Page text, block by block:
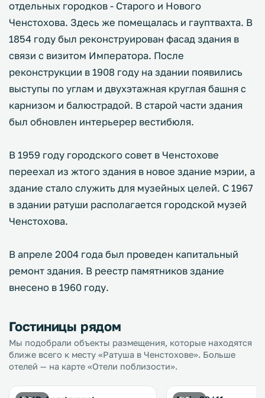
отдельных городков - Старого и Нового
Ченстохова. Здесь же помещалась и гауптвахта. В
1854 году был реконструирован фасад здания в
связи с визитом Императора. После
реконструкции в 1908 году на здании появились
выступы по углам и двухэтажная круглая башня с
карнизом и балюстрадой. В старой части здания
был обновлен интерьерер вестибюля.
В 1959 году городского совет в Ченстохове
переехал из жтого здания в новое здание мэрии, а
здание стало служить для музейных целей. С 1967
в здании ратуши располагается городской музей
Ченстохова.
В апреле 2004 года был проведен капитальный
ремонт здания. В реестр памятников здание
внесено в 1960 году.
Гостиницы рядом
Мы подобрали объекты размещения, которые находятся
ближе всего к месту «Ратуша в Ченстохове». Больше
отелей — на карте «Отели поблизости».